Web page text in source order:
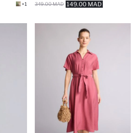
+1 149.00 MAD
349.00 MAD